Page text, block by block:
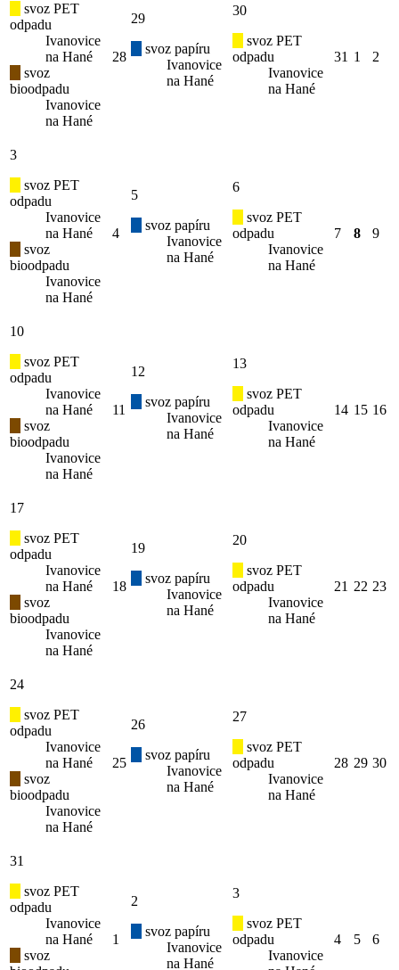
svoz PET
odpadu
Ivanovice
na Hané
svoz
bioodpadu
Ivanovice
na Hané
28
29
svoz papíru
Ivanovice
na Hané
30
svoz PET
odpadu
Ivanovice
na Hané
31 1 2
3
svoz PET
odpadu
Ivanovice
na Hané
svoz
bioodpadu
Ivanovice
na Hané
4
5
svoz papíru
Ivanovice
na Hané
6
svoz PET
odpadu
Ivanovice
na Hané
7 8 9
10
svoz PET
odpadu
Ivanovice
na Hané
svoz
bioodpadu
Ivanovice
na Hané
11
12
svoz papíru
Ivanovice
na Hané
13
svoz PET
odpadu
Ivanovice
na Hané
14 15 16
17
svoz PET
odpadu
Ivanovice
na Hané
svoz
bioodpadu
Ivanovice
na Hané
18
19
svoz papíru
Ivanovice
na Hané
20
svoz PET
odpadu
Ivanovice
na Hané
21 22 23
24
svoz PET
odpadu
Ivanovice
na Hané
svoz
bioodpadu
Ivanovice
na Hané
25
26
svoz papíru
Ivanovice
na Hané
27
svoz PET
odpadu
Ivanovice
na Hané
28 29 30
31
svoz PET
odpadu
Ivanovice
na Hané
svoz
1
2
svoz papíru
Ivanovice
na Hané
3
svoz PET
odpadu
Ivanovice
4 5 6